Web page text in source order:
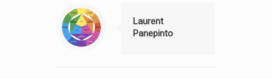
Laurent
Panepinto